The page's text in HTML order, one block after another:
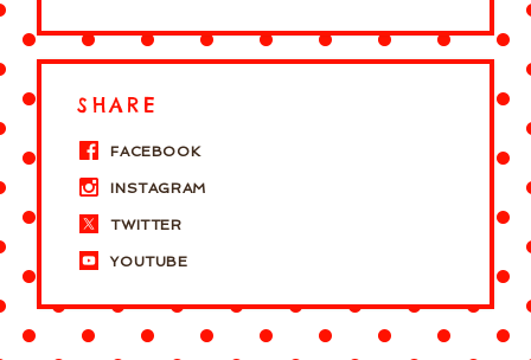
SHARE
FACEBOOK
INSTAGRAM
TWITTER
YOUTUBE